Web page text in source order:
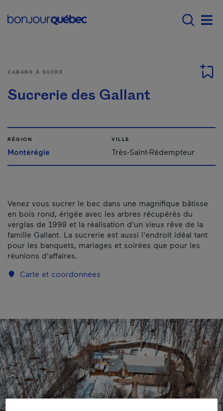
Main navigation -
CABANE À SUCRE
Sucrerie des Gallant
RÉGION
Montérégie
VILLE
Très-Saint-Rédempteur
Venez vous sucrer le bec dans une magnifique bâtisse
en bois rond, érigée avec les arbres récupérés du
verglas de 1998 et la réalisation d'un vieux rêve de la
famille Gallant. La sucrerie est aussi l'endroit idéal tant
pour les banquets, mariages et soirées que pour les
réunions d'affaires.
Carte et coordonnées